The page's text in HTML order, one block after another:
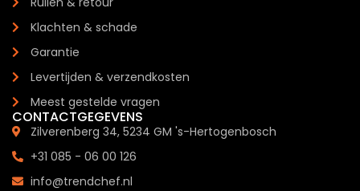
Klachten & schade
Garantie
Levertijden & verzendkosten
Meest gestelde vragen
CONTACTGEGEVENS
Zilverenberg 34, 5234 GM 's-Hertogenbosch
+31 085 - 06 00 126
info@trendchef.nl